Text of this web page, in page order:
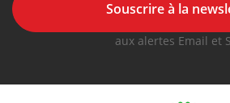
Souscrire à la
aux alertes Email et